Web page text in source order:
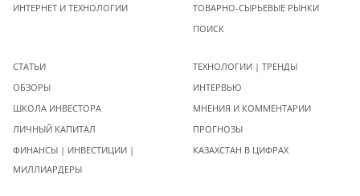
ИНТЕРНЕТ И ТЕХНОЛОГИИ
ТОВАРНО-СЫРЬЕВЫЕ РЫНКИ
ПОИСК
СТАТЬИ
ОБЗОРЫ
ШКОЛА ИНВЕСТОРА
ЛИЧНЫЙ КАПИТАЛ
ФИНАНСЫ | ИНВЕСТИЦИИ |
МИЛЛИАРДЕРЫ
ТЕХНОЛОГИИ | ТРЕНДЫ
ИНТЕРВЬЮ
МНЕНИЯ И КОММЕНТАРИИ
ПРОГНОЗЫ
КАЗАХСТАН В ЦИФРАХ